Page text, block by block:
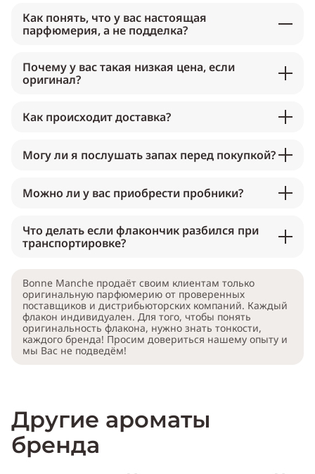
Как понять, что у вас настоящая
парфюмерия, а не подделка?
Почему у вас такая низкая цена, если
оригинал?
Как происходит доставка?
Могу ли я послушать запах перед покупкой?
Можно ли у вас приобрести пробники?
Что делать если флакончик разбился при
транспортировке?
Bonne Manche продаёт своим клиентам только
оригинальную парфюмерию от проверенных
поставщиков и дистрибьюторских компаний. Каждый
флакон индивидуален. Для того, чтобы понять
оригинальность флакона, нужно знать тонкости,
каждого бренда! Просим довериться нашему опыту и
мы Вас не подведём!
Другие ароматы
бренда